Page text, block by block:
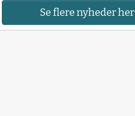
Se flere nyheder her